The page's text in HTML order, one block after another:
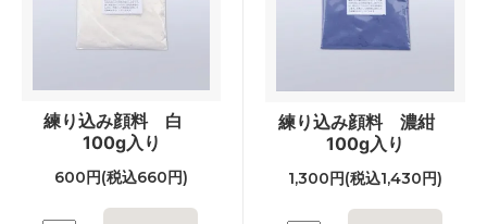
練り込み顔料 白
100g入り
600円(税込660円)
練り込み顔料 濃紺
100g入り
1,300円(税込1,430円)